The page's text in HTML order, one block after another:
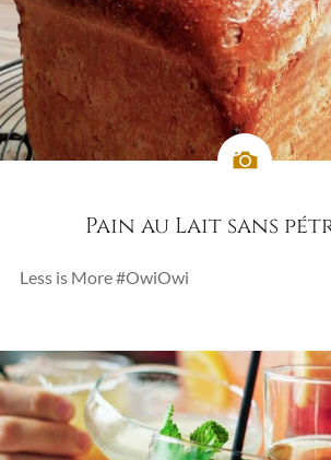
Pain au Lait sans
Less is More #OwiOwi